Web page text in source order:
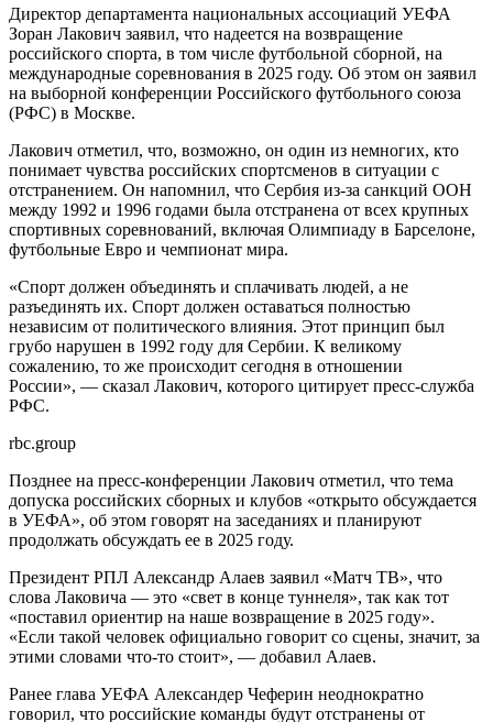
Директор департамента национальных ассоциаций УЕФА
Зоран Лакович заявил, что надеется на возвращение
российского спорта, в том числе футбольной сборной, на
международные соревнования в 2025 году. Об этом он заявил
на выборной конференции Российского футбольного союза
(РФС) в Москве.
Лакович отметил, что, возможно, он один из немногих, кто
понимает чувства российских спортсменов в ситуации с
отстранением. Он напомнил, что Сербия из-за санкций ООН
между 1992 и 1996 годами была отстранена от всех крупных
спортивных соревнований, включая Олимпиаду в Барселоне,
футбольные Евро и чемпионат мира.
«Спорт должен объединять и сплачивать людей, а не
разъединять их. Спорт должен оставаться полностью
независим от политического влияния. Этот принцип был
грубо нарушен в 1992 году для Сербии. К великому
сожалению, то же происходит сегодня в отношении
России», — сказал Лакович, которого цитирует пресс-служба
РФС.
rbc.group
Позднее на пресс-конференции Лакович отметил, что тема
допуска российских сборных и клубов «открыто обсуждается
в УЕФА», об этом говорят на заседаниях и планируют
продолжать обсуждать ее в 2025 году.
Президент РПЛ Александр Алаев заявил «Матч ТВ», что
слова Лаковича — это «свет в конце туннеля», так как тот
«поставил ориентир на наше возвращение в 2025 году».
«Если такой человек официально говорит со сцены, значит, за
этими словами что‑то стоит», — добавил Алаев.
Ранее глава УЕФА Александер Чеферин неоднократно
говорил, что российские команды будут отстранены от